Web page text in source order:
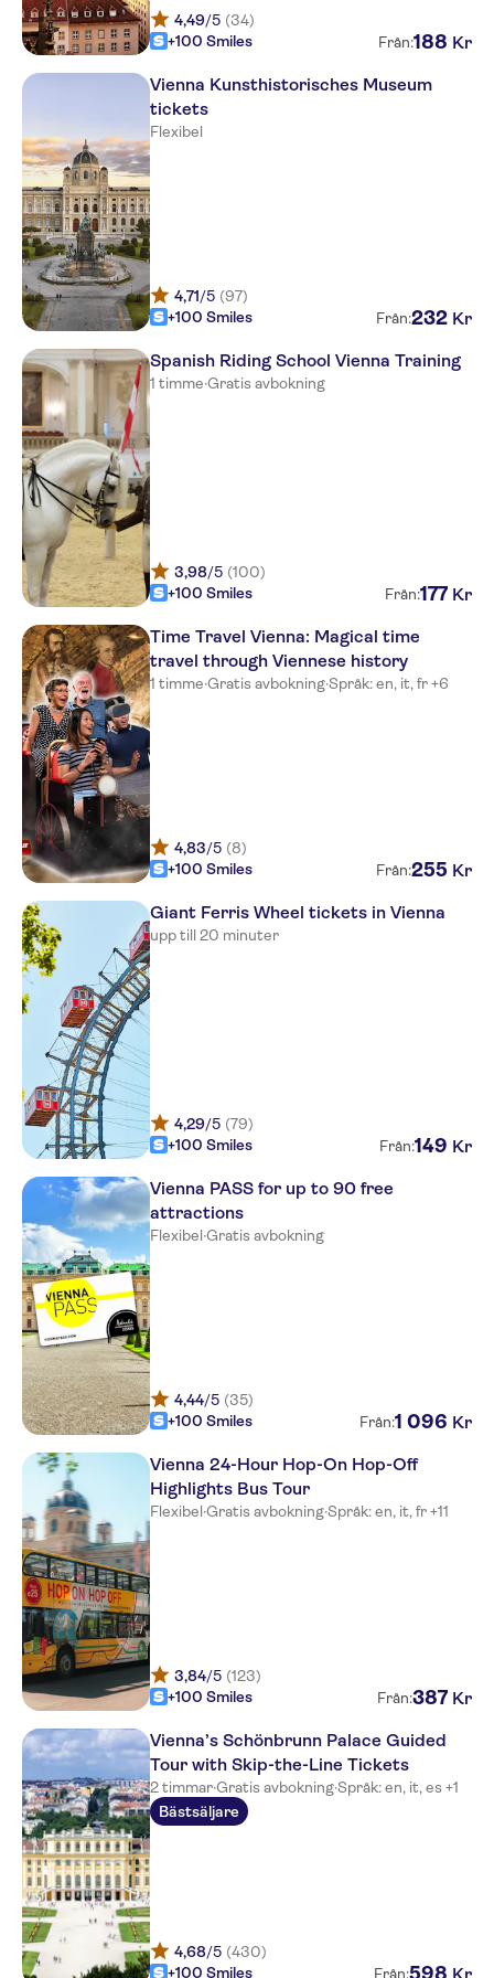
4,49/5 (34)
+100 Smiles
Från:188 Kr
Vienna Kunsthistorisches Museum
tickets
Flexibel
4,71/5 (97)
+100 Smiles
Från:232 Kr
Spanish Riding School Vienna Training
1 timme·Gratis avbokning
3,98/5 (100)
+100 Smiles
Från:177 Kr
Time Travel Vienna: Magical time
travel through Viennese history
1 timme·Gratis avbokning·Språk: en, it, fr +6
4,83/5 (8)
+100 Smiles
Från:255 Kr
Giant Ferris Wheel tickets in Vienna
upp till 20 minuter
4,29/5 (79)
+100 Smiles
Från:149 Kr
Vienna PASS for up to 90 free
attractions
Flexibel·Gratis avbokning
4,44/5 (35)
+100 Smiles
Från:1 096 Kr
Vienna 24-Hour Hop-On Hop-Off
Highlights Bus Tour
Flexibel·Gratis avbokning·Språk: en, it, fr +11
3,84/5 (123)
+100 Smiles
Från:387 Kr
Vienna’s Schönbrunn Palace Guided
Tour with Skip-the-Line Tickets
2 timmar·Gratis avbokning·Språk: en, it, es +1
Bästsäljare
4,68/5 (430)
+100 Smiles
Från:598